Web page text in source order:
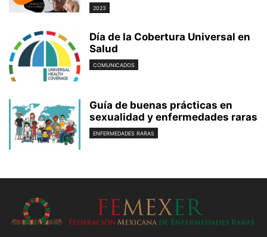
2023
Día de la Cobertura Universal en
Salud
COMUNICADOS
Guía de buenas prácticas en
sexualidad y enfermedades raras
ENFERMEDADES RARAS